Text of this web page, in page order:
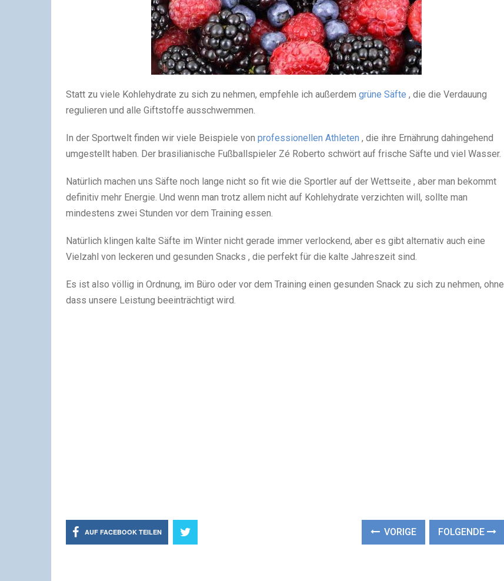
Statt zu viele Kohlehydrate zu sich zu nehmen, empfehle ich außerdem grüne Säfte , die die Verdauung
regulieren und alle Giftstoffe ausschwemmen.
In der Sportwelt finden wir viele Beispiele von professionellen Athleten , die ihre Ernährung dahingehend
umgestellt haben. Der brasilianische Fußballspieler Zé Roberto schwört auf frische Säfte und viel Wasser.
Natürlich machen uns Säfte noch lange nicht so fit wie die Sportler auf der Wettseite , aber man bekommt
definitiv mehr Energie. Und wenn man trotz allem nicht auf Kohlehydrate verzichten will, sollte man
mindestens zwei Stunden vor dem Training essen.
Natürlich klingen kalte Säfte im Winter nicht gerade immer verlockend, aber es gibt alternativ auch eine
Vielzahl von leckeren und gesunden Snacks , die perfekt für die kalte Jahreszeit sind.
Es ist also völlig in Ordnung, im Büro oder vor dem Training einen gesunden Snack zu sich zu nehmen, ohne
dass unsere Leistung beeinträchtigt wird.
AUF FACEBOOK TEILEN VORIGE FOLGENDE